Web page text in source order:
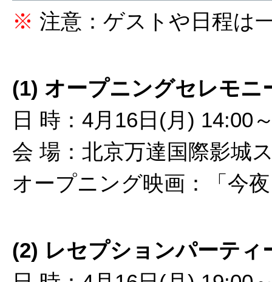
※ 注意：ゲストや日程は
(1) オープニングセレモニ
日 時：4月16日(月) 14:00
会 場：北京万達国際影城
オープニング映画：「今
(2) レセプションパーティ